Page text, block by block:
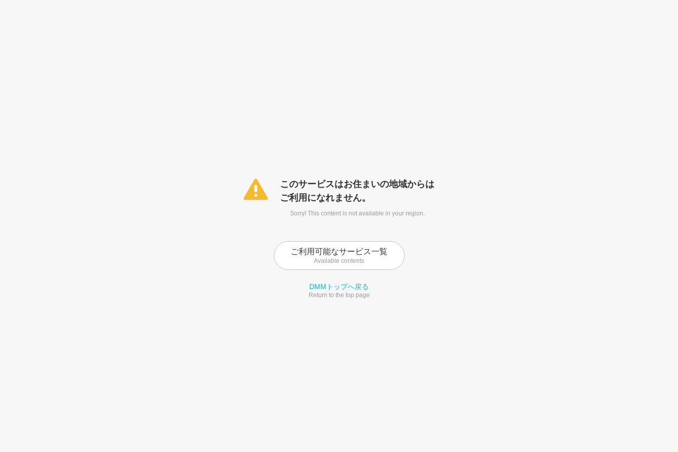
このサービスはお住まいの地域からは
ご利用になれません。
Sorry! This content is not available in your region.
ご利用可能なサービス一覧
Available contents
DMMトップへ戻る
Return to the top page